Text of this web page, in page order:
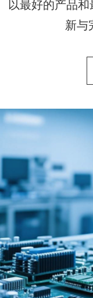
以最好的产品
新与